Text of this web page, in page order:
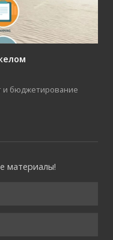
и бюджетирование
материалы!